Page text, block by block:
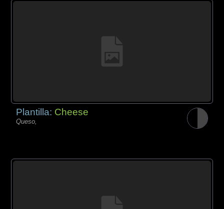
Plantilla: Cheese
Queso,